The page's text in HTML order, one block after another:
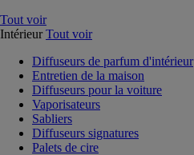
Tout voir
Intérieur Tout voir
Diffuseurs de parfum d'intérieur
Entretien de la maison
Diffuseurs pour la voiture
Vaporisateurs
Sabliers
Diffuseurs signatures
Palets de cire